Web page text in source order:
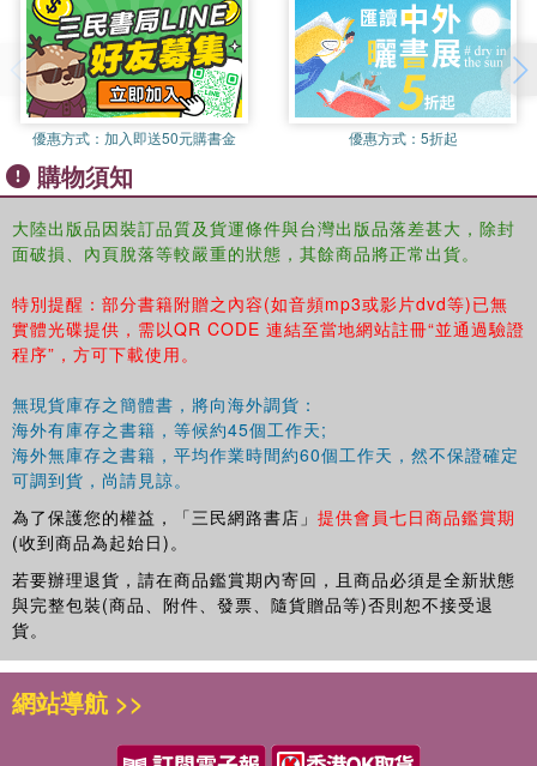
優惠方式： 加入即送50元購書金 優惠方式： 5折起
購物須知
大陸出版品因裝訂品質及貨運條件與台灣出版品落差甚大，除封
面破損、內頁脫落等較嚴重的狀態，其餘商品將正常出貨。
特別提醒：部分書籍附贈之內容(如音頻mp3或影片dvd等)已無
實體光碟提供，需以QR CODE 連結至當地網站註冊“並通過驗證
程序”，方可下載使用。
無現貨庫存之簡體書，將向海外調貨：
海外有庫存之書籍，等候約45個工作天;
海外無庫存之書籍，平均作業時間約60個工作天，然不保證確定
可調到貨，尚請見諒。
為了保護您的權益，「三民網路書店」 提供會員七日商品鑑賞期
(收到商品為起始日)。
若要辦理退貨，請在商品鑑賞期內寄回，且商品必須是全新狀態
與完整包裝(商品、附件、發票、隨貨贈品等)否則恕不接受退
貨。
網站導航 >>